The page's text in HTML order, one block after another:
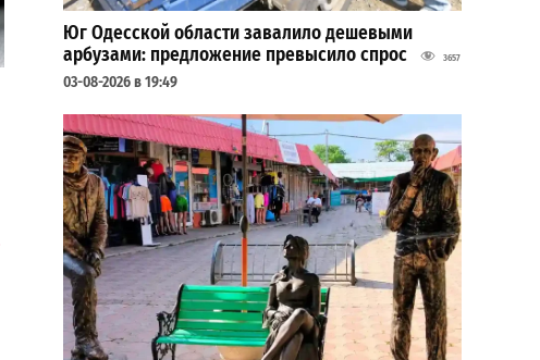
Юг Одесской области завалило дешевыми
арбузами: предложение превысило спрос
3657
03-08-2026 в 19:49